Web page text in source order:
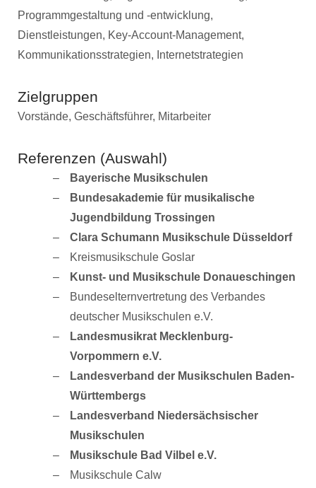
Programmgestaltung und -entwicklung,
Dienstleistungen, Key-Account-Management,
Kommunikationsstrategien, Internetstrategien
Zielgruppen
Vorstände, Geschäftsführer, Mitarbeiter
Referenzen (Auswahl)
Bayerische Musikschulen
Bundesakademie für musikalische
Jugendbildung Trossingen
Clara Schumann Musikschule Düsseldorf
Kreismusikschule Goslar
Kunst- und Musikschule Donaueschingen
Bundeselternvertretung des Verbandes
deutscher Musikschulen e.V.
Landesmusikrat Mecklenburg-
Vorpommern e.V.
Landesverband der Musikschulen Baden-
Württembergs
Landesverband Niedersächsischer
Musikschulen
Musikschule Bad Vilbel e.V.
Musikschule Calw